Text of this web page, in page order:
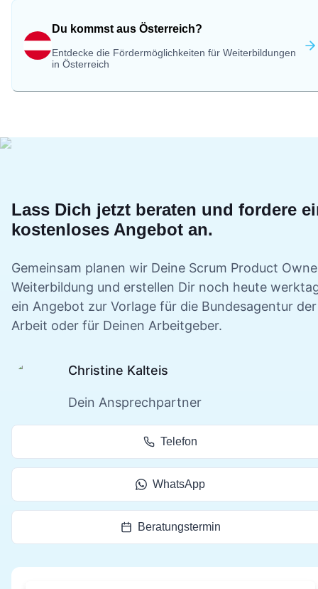
Du kommst aus Österreich?
Entdecke die Fördermöglichkeiten für Weiterbildungen
in Österreich
Lass Dich jetzt beraten und fordere
kostenloses Angebot an.
Gemeinsam planen wir Deine Scrum Product
Weiterbildung und erstellen Dir noch heute
ein Angebot zur Vorlage für die Bundesagentur der
Arbeit oder für Deinen Arbeitgeber.
Christine Kalteis
Dein Ansprechpartner
Telefon
WhatsApp
Beratungstermin